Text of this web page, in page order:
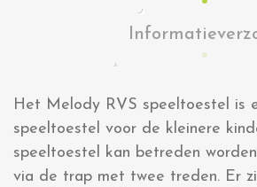
Het Melody RVS speeltoestel is
speeltoestel voor de kleinere
speeltoestel kan betreden
via de trap met twee treden. Er